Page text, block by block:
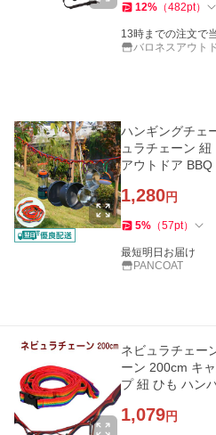
12% （482pt）
13時までの注文で
バロネスアウト
ハンギングチェ
ュラチェーン 紐 ロープ キャン
アウトドア
1,280円
5% （57pt）
最短明日お届け
PANCOAT
ネビュラチェー
ーン 200cm キャンプ ソロキャン
プ 紐 ひも ハン
1,079円